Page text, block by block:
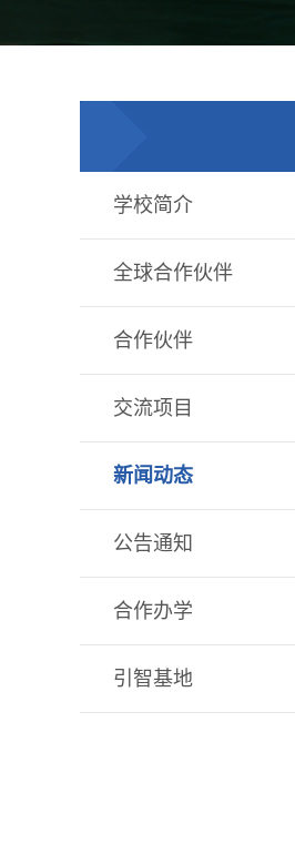
学校简介
全球合作伙伴
合作伙伴
交流项目
新闻动态
公告通知
合作办学
引智基地